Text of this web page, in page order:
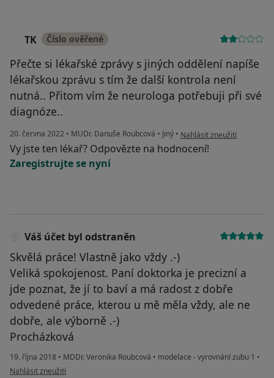
TK Číslo ověřené
Přečte si lékařské zprávy s jiných oddělení napíše
lékařskou zprávu s tím že další kontrola není
nutná.. Přitom vím že neurologa potřebuji při své
diagnóze..
20. června 2022 • MUDr. Danuše Roubcová • Jiný • podle názoru uživatele TK
Nahlásit zneužití
Vy jste ten lékař? Odpovězte na hodnocení!
Zaregistrujte se nyní
Váš účet byl odstraněn
Skvělá práce! Vlastně jako vždy .-)
Veliká spokojenost. Paní doktorka je precizní a
jde poznat, že jí to baví a má radost z dobře
odvedené práce, kterou u mě měla vždy, ale ne
dobře, ale výborně .-)
Procházková
19. října 2018 • MDDr. Veronika Roubcová • modelace - vyrovnání zubu 1 •
podle názoru uživatele Váš účet byl odstraněn
Nahlásit zneužití